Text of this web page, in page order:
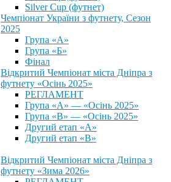
Silver Cup (футнет)
Чемпіонат України з футнету, Сезон
2025
Група «А»
Група «Б»
Фінал
Відкритий Чемпіонат міста Дніпра з
футнету «Осінь 2025»
РЕГЛАМЕНТ
Група «А» — «Осінь 2025»
Група «В» — «Осінь 2025»
Другий етап «А»
Другий етап «В»
Відкритий Чемпіонат міста Дніпра з
футнету «Зима 2026»